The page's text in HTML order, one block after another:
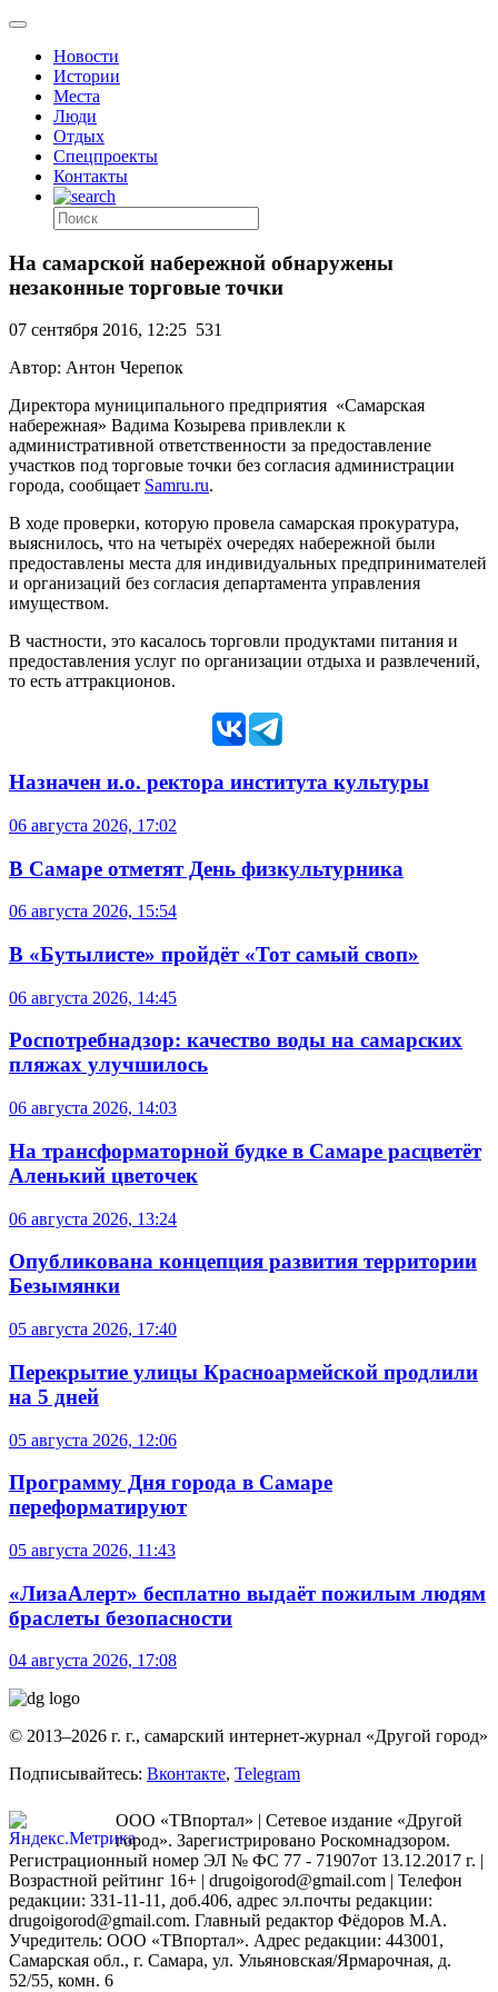
Новости
Истории
Места
Люди
Отдых
Спецпроекты
Контакты
На самарской набережной обнаружены
незаконные торговые точки
07 сентября 2016, 12:25 531
Автор: Антон Черепок
Директора муниципального предприятия «Самарская
набережная» Вадима Козырева привлекли к
административной ответственности за предоставление
участков под торговые точки без согласия администрации
города, сообщает Samru.ru.
В ходе проверки, которую провела самарская прокуратура,
выяснилось, что на четырёх очередях набережной были
предоставлены места для индивидуальных предпринимателей
и организаций без согласия департамента управления
имуществом.
В частности, это касалось торговли продуктами питания и
предоставления услуг по организации отдыха и развлечений,
то есть аттракционов.
Назначен и.о. ректора института культуры
06 августа 2026, 17:02
В Самаре отметят День физкультурника
06 августа 2026, 15:54
В «Бутылисте» пройдёт «Тот самый своп»
06 августа 2026, 14:45
Роспотребнадзор: качество воды на самарских
пляжах улучшилось
06 августа 2026, 14:03
На трансформаторной будке в Самаре расцветёт
Аленький цветочек
06 августа 2026, 13:24
Опубликована концепция развития территории
Безымянки
05 августа 2026, 17:40
Перекрытие улицы Красноармейской продлили
на 5 дней
05 августа 2026, 12:06
Программу Дня города в Самаре
переформатируют
05 августа 2026, 11:43
«ЛизаАлерт» бесплатно выдаёт пожилым людям
браслеты безопасности
04 августа 2026, 17:08
© 2013–2026 г. г., самарский интернет-журнал «Другой город»
Подписывайтесь: Вконтакте, Telegram
ООО «ТВпортал» | Сетевое издание «Другой
город». Зарегистрировано Роскомнадзором.
Регистрационный номер ЭЛ № ФС 77 - 71907от 13.12.2017 г. |
Возрастной рейтинг 16+ | drugoigorod@gmail.com | Телефон
редакции: 331-11-11, доб.406, адрес эл.почты редакции:
drugoigorod@gmail.com. Главный редактор Фёдоров М.А.
Учредитель: ООО «ТВпортал». Адрес редакции: 443001,
Самарская обл., г. Самара, ул. Ульяновская/Ярмарочная, д.
52/55, комн. 6